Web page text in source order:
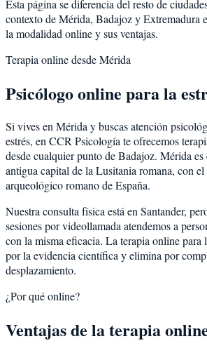
Esta página se diferencia del resto de
contexto deMérida, BadajozyExtremadura
la modalidad online y sus ventajas.
Terapia online desdeMérida
Psicólogo online para la
Si vives enMériday buscas atención
estrés, en CCR Psicología te ofrecemos
desde cualquier punto deBadajoz. Méridaes
antigua capital de la Lusitania romana, con
arqueológico romano de España.
Nuestra consulta física está en Santander,
sesiones por videollamada atendemos a
con la misma eficacia. La terapia online para
por la evidencia científica y elimina por
desplazamiento.
¿Por qué online?
Ventajas de la terapia